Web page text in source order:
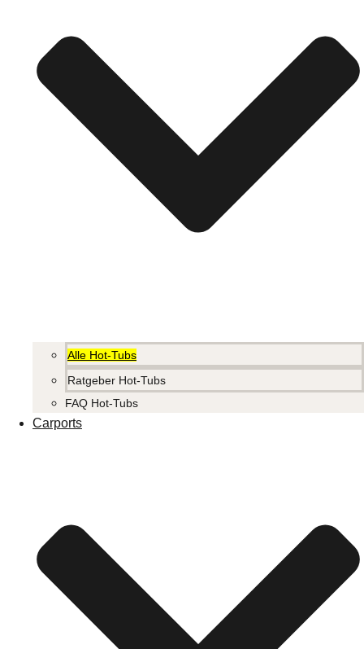
Alle Hot-Tubs
Ratgeber Hot-Tubs
FAQ Hot-Tubs
Carports